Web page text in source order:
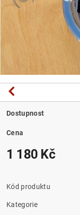
Dostupnost
Cena
1 180 Kč
Kód produktu
Kategorie